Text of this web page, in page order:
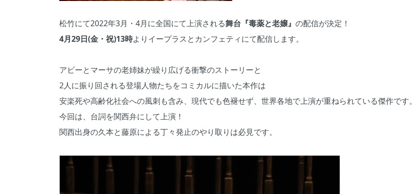
松竹にて2022年3月・4月に全国にて上演される舞台『毒薬と老嬢』 の配信が決定！
4月29日(金・祝)13時よりイープラスとカンフェティにて配信します。
アビーとマーサの老姉妹が繰り広げる衝撃のストーリーと
2人に振り回される登場人物たちをコミカルに描いた本作は
安楽死や高齢化社会への風刺も含み、現代でも色褪せず、世界各地で上演が重ねられている傑作です。
今回は、台詞を関西弁にして上演！
関西出身の久本と藤原による丁々発止のやり取りは必見です。